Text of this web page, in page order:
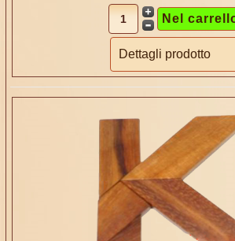
Dettagli prodotto